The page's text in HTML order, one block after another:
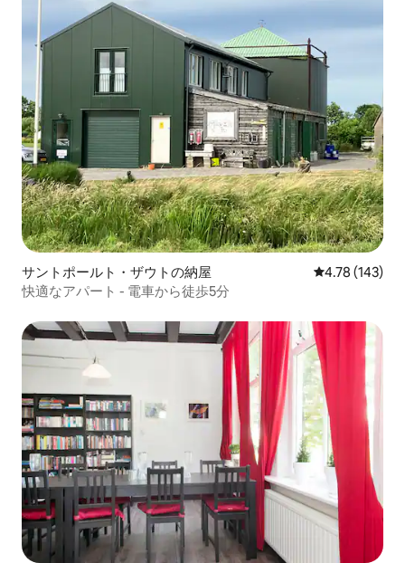
サントポールト・ザウトの納屋 レビュー143
4.78 (143)
快適なアパート - 電車から徒歩5分